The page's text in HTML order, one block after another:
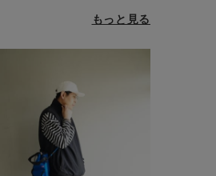
もっと見る